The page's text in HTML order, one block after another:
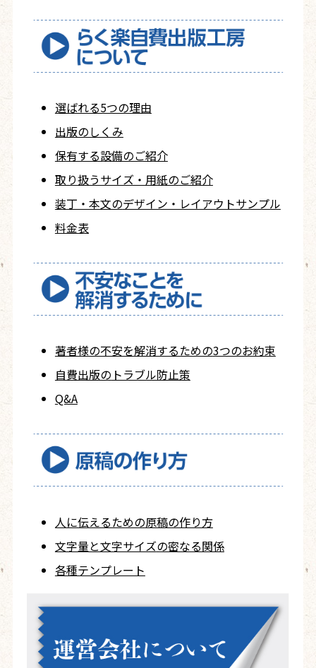
選ばれる5つの理由
出版のしくみ
保有する設備のご紹介
取り扱うサイズ・用紙のご紹介
装丁・本文のデザイン・レイアウトサンプル
料金表
著者様の不安を解消するための3つのお約束
自費出版の トラブル防止策
Q&A
人に伝えるための原稿の作り方
文字量と文字サイズの密なる関係
各種テンプレート